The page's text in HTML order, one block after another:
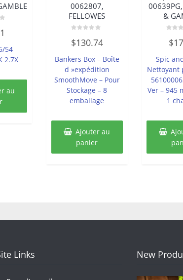
54
2.7X
au
0062807,
FELLOWES
0
sur
$130.74
Bankers Box – Boîte
d »expédition
SmoothMove – Pour
Stockage – 8
emballage
Ajouter au
panier
00639PG,
&
0
sur
$
Spic
Nettoyant
Ver – 945
1
Links New